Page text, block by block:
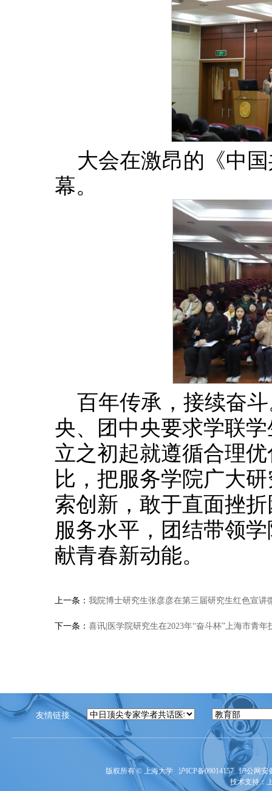
大会在激昂的《中
幕。
百年传承，接续奋
央、团中央要求学联
立之初起就遵循合理
比，把服务学院广大
索创新，敢于直面挫
服务水平，团结带领
献青春新动能。
上一条： 我院博士研究生张彦彦在第三届研究生红色宣讲
下一条： 喜讯|医学院研究生在2023年“奋斗杯”上海市青
友情链接
版权所有 © 上海大学 沪ICP备09014157 沪公网安
技术支持：